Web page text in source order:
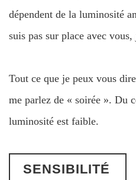
dépendent de la luminosité
suis pas sur place avec
Tout ce que je peux vous
me parlez de « soirée ». Du
luminosité est faible.
SENSIBILITÉ